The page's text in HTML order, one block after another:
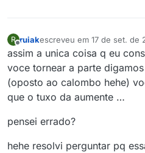
R
Offline
ruiakescreveu em 17 de set. de
última edição por
assim a unica coisa q eu
voce tornear a parte
(oposto ao calombo hehe)
que o tuxo da aumente …
pensei errado?
hehe resolvi perguntar pq